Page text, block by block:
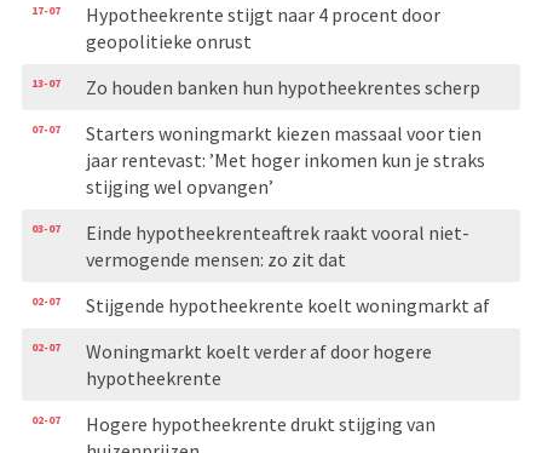
17-07
Hypotheekrente stijgt naar 4 procent door
geopolitieke onrust
13-07 Zo houden banken hun hypotheekrentes scherp
07-07
Starters woningmarkt kiezen massaal voor tien
jaar rentevast: ’Met hoger inkomen kun je straks
stijging wel opvangen’
03-07
Einde hypotheekrenteaftrek raakt vooral niet-
vermogende mensen: zo zit dat
02-07 Stijgende hypotheekrente koelt woningmarkt af
02-07
Woningmarkt koelt verder af door hogere
hypotheekrente
02-07
Hogere hypotheekrente drukt stijging van